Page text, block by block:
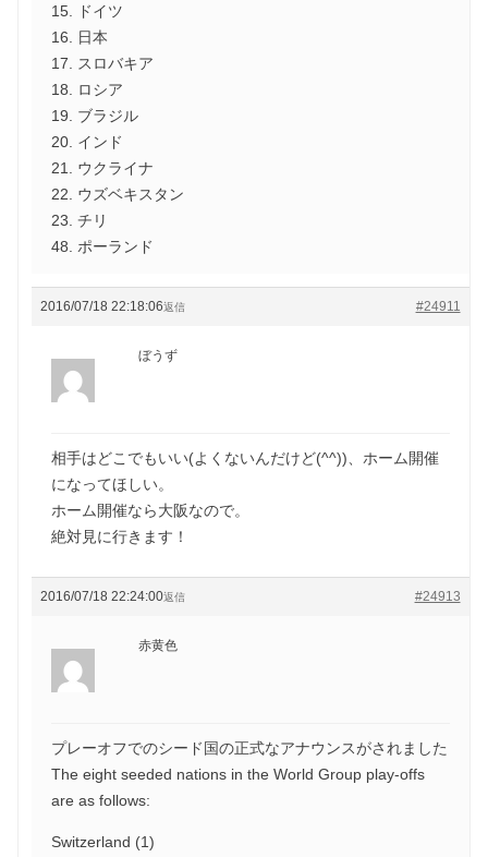
15. ドイツ
16. 日本
17. スロバキア
18. ロシア
19. ブラジル
20. インド
21. ウクライナ
22. ウズベキスタン
23. チリ
48. ポーランド
2016/07/18 22:18:06 #24911
返信
ぼうず
相手はどこでもいい(よくないんだけど(^^))、ホーム開催
になってほしい。
ホーム開催なら大阪なので。
絶対見に行きます！
2016/07/18 22:24:00 #24913
返信
赤黄色
プレーオフでのシード国の正式なアナウンスがされました
The eight seeded nations in the World Group play-offs
are as follows:
Switzerland (1)